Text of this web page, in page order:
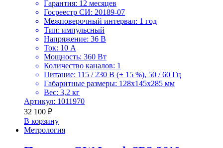
Гарантия: 12 месяцев
Госреестр СИ: 20189-07
Межповерочный интервал: 1 год
Тип: импульсный
Напряжение: 36 В
Ток: 10 А
Мощность: 360 Вт
Количество каналов: 1
Питание: 115 / 230 В (± 15 %), 50 / 60 Гц
Габаритные размеры: 128х145х285 мм
Вес: 3,2 кг
Артикул: 1011970
32 100 ₽
В корзину
Метрология